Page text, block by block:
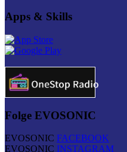
Apps & Skills
Folge EVOSONIC
EVOSONIC FACEBOOK
EVOSONIC INSTAGRAM